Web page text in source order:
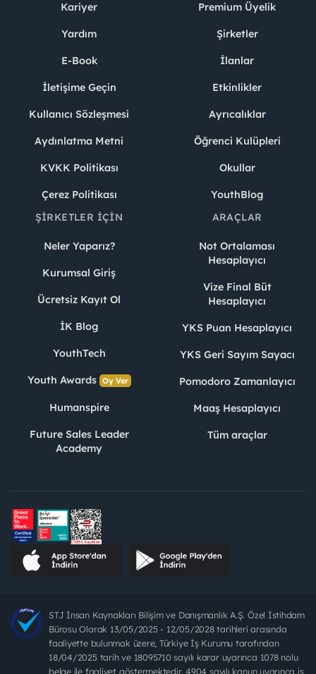
Kariyer
Yardım
E-Book
İletişime Geçin
Kullanıcı Sözleşmesi
Aydınlatma Metni
KVKK Politikası
Çerez Politikası
Premium Üyelik
Şirketler
İlanlar
Etkinlikler
Ayrıcalıklar
Öğrenci Kulüpleri
Okullar
YouthBlog
ŞIRKETLER İÇIN
Neler Yaparız?
Kurumsal Giriş
Ücretsiz Kayıt Ol
İK Blog
YouthTech
Youth Awards Oy Ver
Humanspire
Future Sales Leader
Academy
ARAÇLAR
Not Ortalaması
Hesaplayıcı
Vize Final Büt
Hesaplayıcı
YKS Puan Hesaplayıcı
YKS Geri Sayım Sayacı
Pomodoro Zamanlayıcı
Maaş Hesaplayıcı
Tüm araçlar
STJ İnsan Kaynakları Bilişim ve Danışmanlık A.Ş. Özel İstihdam
Bürosu Olarak 13/05/2025 - 12/05/2028 tarihleri arasında
faaliyette bulunmak üzere, Türkiye İş Kurumu tarafından
18/04/2025 tarih ve 18095710 sayılı karar uyarınca 1078 nolu
belge ile faaliyet göstermektedir. 4904 sayılı kanun uyarınca iş